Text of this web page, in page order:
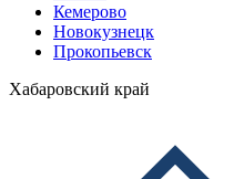
Кемерово
Новокузнецк
Прокопьевск
Хабаровский край